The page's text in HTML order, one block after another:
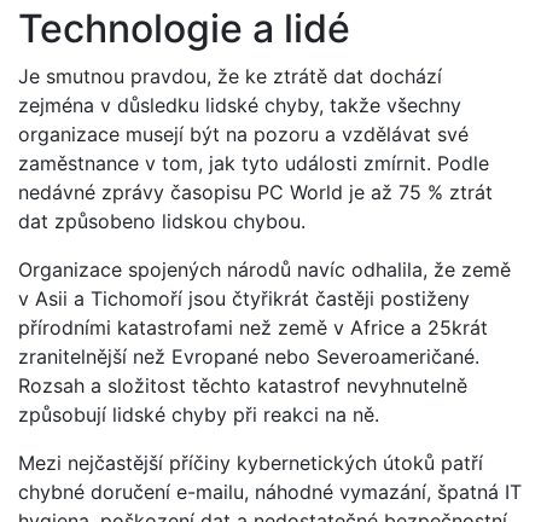
Technologie a lidé
Je smutnou pravdou, že ke ztrátě dat dochází
zejména v důsledku lidské chyby, takže všechny
organizace musejí být na pozoru a vzdělávat své
zaměstnance v tom, jak tyto události zmírnit. Podle
nedávné zprávy časopisu PC World je až 75 % ztrát
dat způsobeno lidskou chybou.
Organizace spojených národů navíc odhalila, že země
v Asii a Tichomoří jsou čtyřikrát častěji postiženy
přírodními katastrofami než země v Africe a 25krát
zranitelnější než Evropané nebo Severoameričané.
Rozsah a složitost těchto katastrof nevyhnutelně
způsobují lidské chyby při reakci na ně.
Mezi nejčastější příčiny kybernetických útoků patří
chybné doručení e-mailu, náhodné vymazání, špatná IT